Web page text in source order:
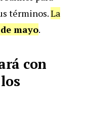
términos.La
mayo.
con